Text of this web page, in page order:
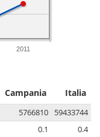
2011
Campania Italia
5766810
59433744
0.1
0.4